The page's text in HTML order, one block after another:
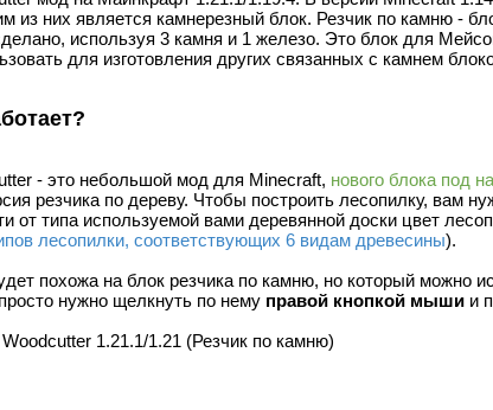
из них является камнерезный блок. Резчик по камню -
используя 3 камня и 1 железо. Это блок для
для изготовления других связанных с камнем
- это небольшой мод для Minecraft, нового блока под
резчика по дереву. Чтобы построить лесопилку, вам
от типа используемой вами деревянной доски цвет
лесопилки, соответствующих 6 видам древесины).
похожа на блок резчика по камню, но который можно
нужно щелкнуть по нему правой кнопкой мыши и